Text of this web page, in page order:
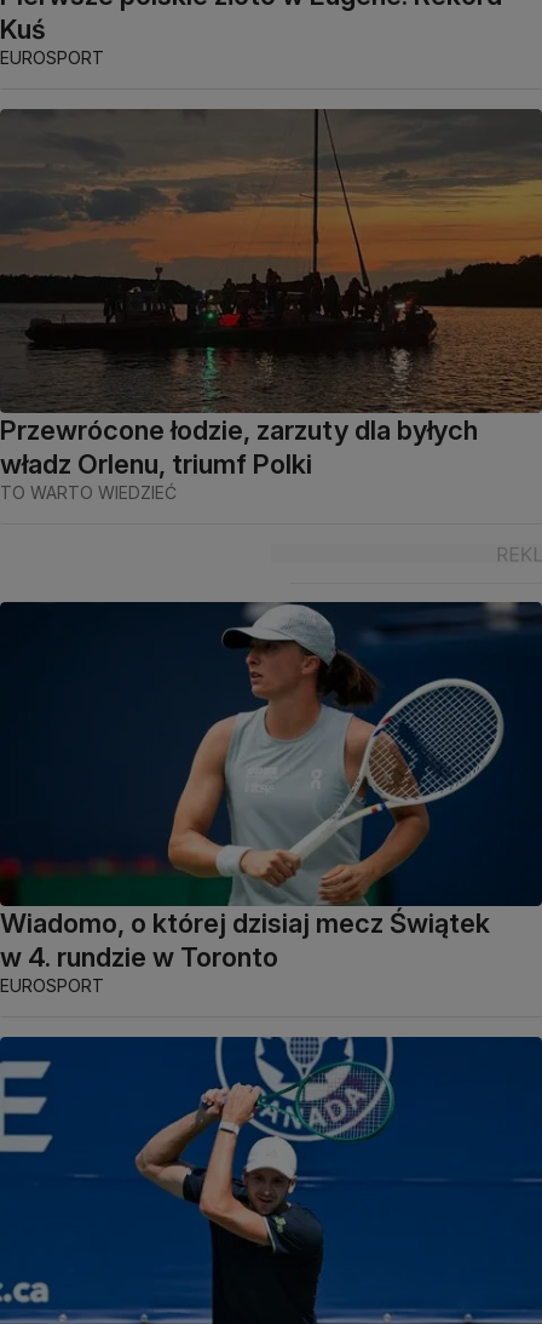
Kuś
EUROSPORT
Przewrócone łodzie, zarzuty dla byłych
władz Orlenu, triumf Polki
TO WARTO WIEDZIEĆ
Wiadomo, o której dzisiaj mecz Świątek
w 4. rundzie w Toronto
EUROSPORT